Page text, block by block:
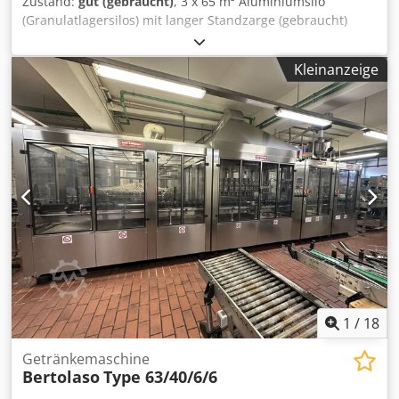
Standzarge) 1 x Rührwerkflansch mit Rührwerk 1 x
Gewindestutzen für Temperaturmessung Unterboden: 1 x
Gewindestutzen für Temperaturmessung 1 x Stutzen für
Grenzstandmessung 1 x Restablauf Anmerkungen: Die 5
Behälter unterscheiden sich teilweise leicht in der
Anschlusssituation Rührwerk Rührwerk vorhanden Art des
Rührwerks: Propeller Chjdpfjxw Rrpjx Ai Sja Klassifikation:
Schnellläufer Anzahl: 1 Einbau: seitlich Geschwindigkeit:
940 U/min Rührwerkleistung: 2,2 kW Länge der
Rührelemente: ca. 600 mm Hersteller: Stelzer
Anmerkungen: Rührwerke teilweise mit
Edelstahlabdeckung
(Granulatlagersilos) mit langer Standzarge (gebraucht)
Inhalt ca. 65.000 Ltr. Durchmesser (innen) ca. 3.000 mm
Gesamthöhe ca. 12.000 mm Schüttdichte: 0,6 kg/dm³
Konusneigung: 90 Grad Anschlüsse im Oberboden: 1
Entlüftungsstutzen mit Haube DN 200 1 Flanschstutzen DN
100 Im Mantel: 1 Klappdom DN 450 1 Füllrohr nach unten
gezogen DN 80 Konus: Chedovmidyjpfx Ai Sja Der Konus
endet in einem Flansch DN 150 mit Absaugkasten
ansonsten gem. Skizze und Fotos
Kleinanzeige
1 / 18
Getränkemaschine
BertolasoType 63/40/6/6